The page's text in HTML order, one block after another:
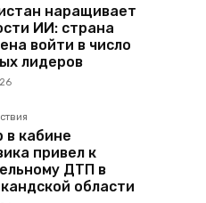
наращивает
ИИ: страна
войти в число
лидеров
в кабине
привел к
ДТП в
области